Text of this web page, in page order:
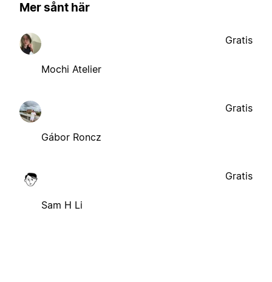
Mer sånt här
Mochi Atelier
Gratis
Gábor Roncz
Gratis
Sam H Li
Gratis